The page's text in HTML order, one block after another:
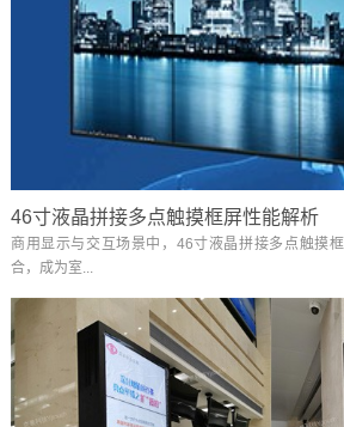
46寸液晶拼接多点触摸框屏性能解析
商用显示与交互场景中，46寸液晶拼接多点触摸
合，成为室...